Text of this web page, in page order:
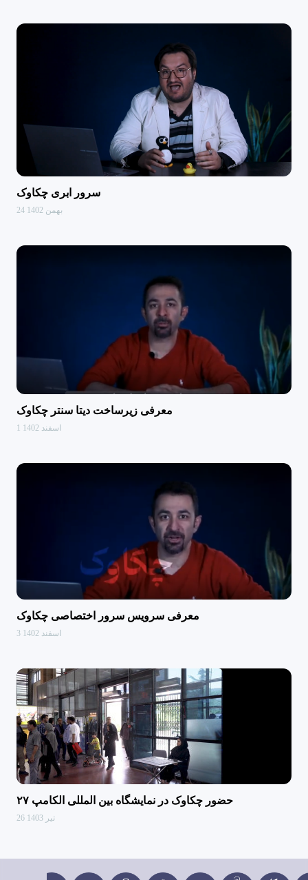
سرور ابری چکاوک
24 بهمن 1402
معرفی زیرساخت دیتا سنتر چکاوک
1 اسفند 1402
معرفی سرویس سرور اختصاصی چکاوک
3 اسفند 1402
حضور چکاوک در نمایشگاه بین المللی الکامپ ۲۷
26 تیر 1403